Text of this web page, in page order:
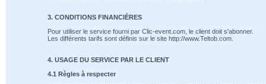
3. CONDITIONS FINANCIÈRES
Pour utiliser le service fourni par Clic-event.com, le client doit s'abonner.
Les différents tarifs sont définis sur le site http://www.Teltob.com.
4. USAGE DU SERVICE PAR LE CLIENT
4.1 Règles à respecter